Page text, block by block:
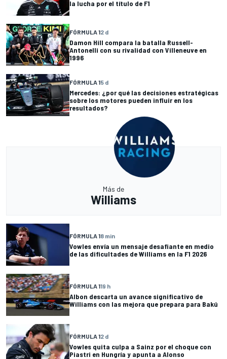
la lucha por el título de F1
FÓRMULA 12 d
Damon Hill compara la batalla Russell-
Antonelli con su rivalidad con Villeneuve en
1996
FÓRMULA 15 d
Mercedes: ¿por qué las decisiones estratégicas
sobre los motores pueden influir en los
resultados?
Más de
Williams
FÓRMULA 18 min
Vowles envía un mensaje desafiante en medio
de las dificultades de Williams en la F1 2026
FÓRMULA 119 h
Albon descarta un avance significativo de
Williams con las mejora que prepara para Bakú
FÓRMULA 12 d
Vowles quita culpa a Sainz por el choque con
Piastri en Hungría y apunta a Alonso